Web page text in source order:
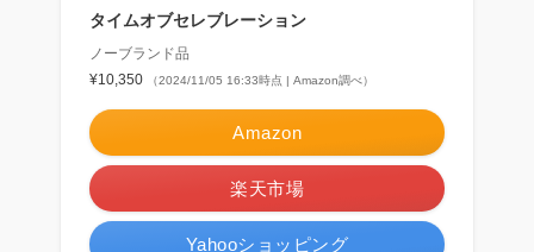
タイムオブセレブレーション
ノーブランド品
¥10,350
（2024/11/05 16:33時点 | Amazon調べ）
Amazon
楽天市場
Yahooショッピング